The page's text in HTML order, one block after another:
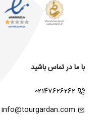
با ما در تماس باشید
02147626262
info@tourgardan.com